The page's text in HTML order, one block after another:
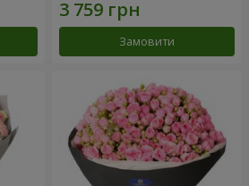
Замовити